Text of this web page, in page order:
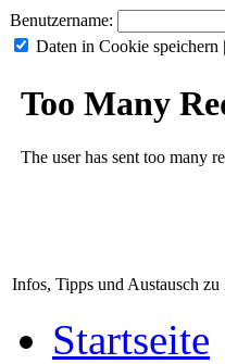
Benutzername:
Daten in Cookie speichern |
Infos, Tipps und Austausch
Startseite